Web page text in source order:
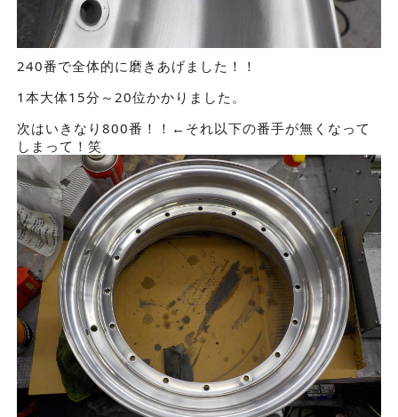
240番で全体的に磨きあげました！！
1本大体15分～20位かかりました。
次はいきなり800番！！←それ以下の番手が無くなって
しまって！笑